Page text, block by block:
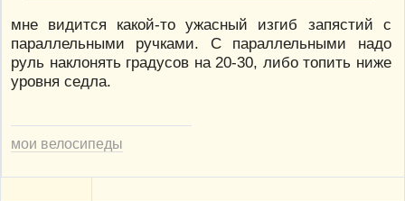
мне видится какой-то ужасный изгиб запястий с
параллельными ручками. С параллельными надо
руль наклонять градусов на 20-30, либо топить ниже
уровня седла.
мои велосипеды